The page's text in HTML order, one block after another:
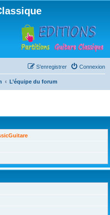
Connexion
S’enregistrer
L’équipe du forum